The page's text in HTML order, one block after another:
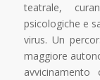
teatrale,
psicologiche e
virus. Un
maggiore